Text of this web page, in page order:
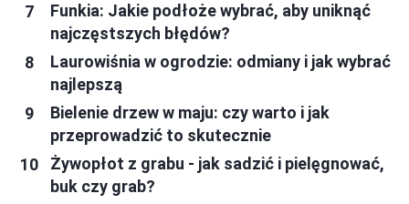
Funkia: Jakie podłoże wybrać, aby uniknąć
najczęstszych błędów?
Laurowiśnia w ogrodzie: odmiany i jak wybrać
najlepszą
Bielenie drzew w maju: czy warto i jak
przeprowadzić to skutecznie
Żywopłot z grabu - jak sadzić i pielęgnować,
buk czy grab?